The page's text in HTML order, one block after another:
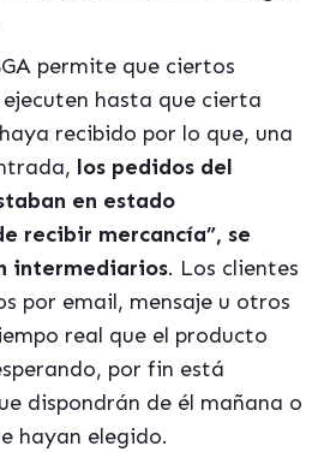
permite que ciertos
ejecuten hasta que cierta
recibido por lo que, una
los pedidos del
en estado
recibir mercancía”, se
intermediarios. Los clientes
por email, mensaje u otros
real que el producto
por fin está
dispondrán de él mañana o
hayan elegido.